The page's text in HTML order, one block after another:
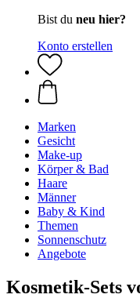
Bist du neu hier?
Konto erstellen
Marken
Gesicht
Make-up
Körper & Bad
Haare
Männer
Baby & Kind
Themen
Sonnenschutz
Angebote
Kosmetik-Sets